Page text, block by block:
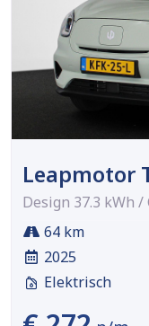
Leapmotor
Design 37.3 kWh
64 km
2025
Elektrisch